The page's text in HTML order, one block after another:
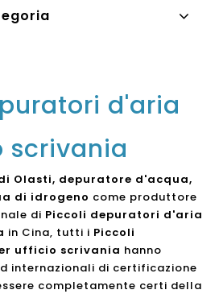
d'aria
scrivania
Olasti, depuratore d'acqua,
di idrogeno come produttore
di Piccoli depuratori d'aria
in Cina, tutti i Piccoli
ufficio scrivania hanno
internazionali di certificazione
completamente certi della